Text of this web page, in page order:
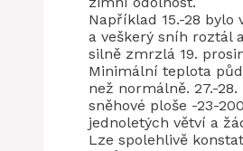
Například 15.-28
a veškerý sníh roztál
silně zmrzlá 19.
Minimální teplota
než normálně. 27.-28.
sněhové ploše -23-
jednoletých větví a
Lze spolehlivě